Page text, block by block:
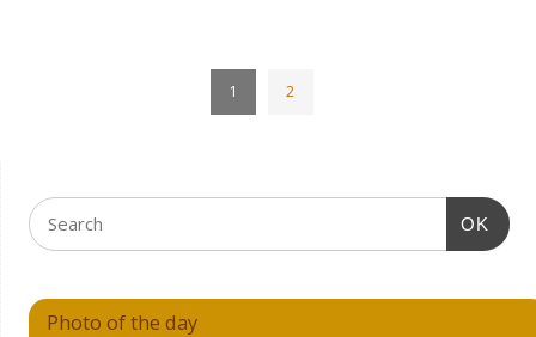
1 2
OK
Photo of the day